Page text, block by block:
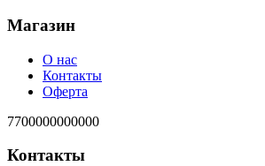
Магазин
О нас
Контакты
Оферта
7700000000000
Контакты